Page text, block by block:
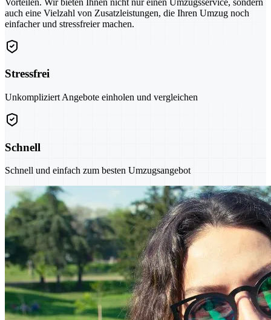
auch eine Vielzahl von Zusatzleistungen, die Ihren Umzug noch
einfacher und stressfreier machen.
Stressfrei
Unkompliziert Angebote einholen und vergleichen
Schnell
Schnell und einfach zum besten Umzugsangebot